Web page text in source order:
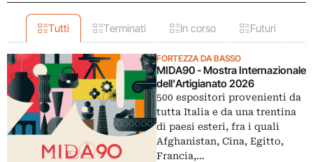
Tutti Terminati In corso Futuri
FORTEZZA DA BASSO
MIDA90 - Mostra Internazionale
dell’Artigianato 2026
500 espositori provenienti da
tutta Italia e da una trentina
di paesi esteri, fra i quali
Afghanistan, Cina, Egitto,
Francia,…